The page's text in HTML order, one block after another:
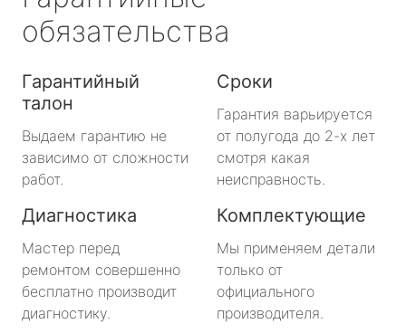
обязательства
Гарантийный
талон
Выдаем гарантию не
зависимо от сложности
работ.
Сроки
Гарантия варьируется
от полугода до 2-х лет
смотря какая
неисправность.
Диагностика
Мастер перед
ремонтом совершенно
бесплатно производит
диагностику.
Комплектующие
Мы применяем детали
только от
официального
производителя.